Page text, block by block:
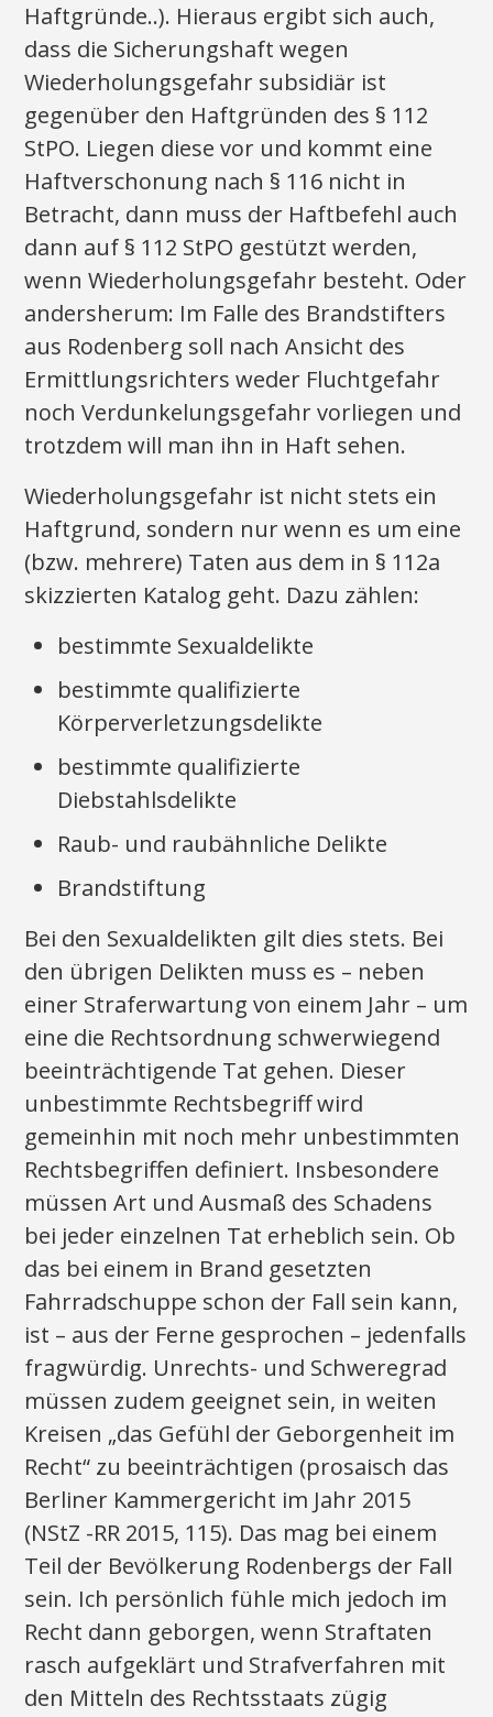
Haftgründe..). Hieraus ergibt sich auch,
dass die Sicherungshaft wegen
Wiederholungsgefahr subsidiär ist
gegenüber den Haftgründen des § 112
StPO. Liegen diese vor und kommt eine
Haftverschonung nach § 116 nicht in
Betracht, dann muss der Haftbefehl auch
dann auf § 112 StPO gestützt werden,
wenn Wiederholungsgefahr besteht. Oder
andersherum: Im Falle des Brandstifters
aus Rodenberg soll nach Ansicht des
Ermittlungsrichters weder Fluchtgefahr
noch Verdunkelungsgefahr vorliegen und
trotzdem will man ihn in Haft sehen.
Wiederholungsgefahr ist nicht stets ein
Haftgrund, sondern nur wenn es um eine
(bzw. mehrere) Taten aus dem in § 112a
skizzierten Katalog geht. Dazu zählen:
bestimmte Sexualdelikte
bestimmte qualifizierte
Körperverletzungsdelikte
bestimmte qualifizierte
Diebstahlsdelikte
Raub- und raubähnliche Delikte
Brandstiftung
Bei den Sexualdelikten gilt dies stets. Bei
den übrigen Delikten muss es – neben
einer Straferwartung von einem Jahr – um
eine die Rechtsordnung schwerwiegend
beeinträchtigende Tat gehen. Dieser
unbestimmte Rechtsbegriff wird
gemeinhin mit noch mehr unbestimmten
Rechtsbegriffen definiert. Insbesondere
müssen Art und Ausmaß des Schadens
bei jeder einzelnen Tat erheblich sein. Ob
das bei einem in Brand gesetzten
Fahrradschuppe schon der Fall sein kann,
ist – aus der Ferne gesprochen – jedenfalls
fragwürdig. Unrechts- und Schweregrad
müssen zudem geeignet sein, in weiten
Kreisen „das Gefühl der Geborgenheit im
Recht“ zu beeinträchtigen (prosaisch das
Berliner Kammergericht im Jahr 2015
(NStZ -RR 2015, 115). Das mag bei einem
Teil der Bevölkerung Rodenbergs der Fall
sein. Ich persönlich fühle mich jedoch im
Recht dann geborgen, wenn Straftaten
rasch aufgeklärt und Strafverfahren mit
den Mitteln des Rechtsstaats zügig